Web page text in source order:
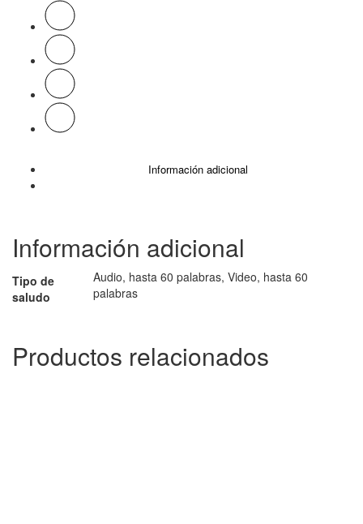
Información adicional
Información adicional
Tipo de
saludo
Audio, hasta 60 palabras, Video, hasta 60
palabras
Productos relacionados